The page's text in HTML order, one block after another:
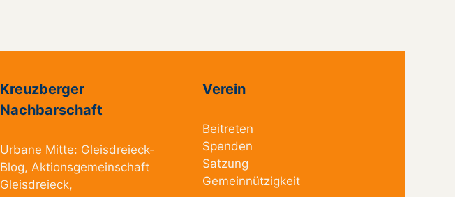
Kreuzberger
Nachbarschaft
Urbane Mitte: Gleisdreieck-
Blog, Aktionsgemeinschaft
Gleisdreieck,
Verein
Beitreten
Spenden
Satzung
Gemeinnützigkeit